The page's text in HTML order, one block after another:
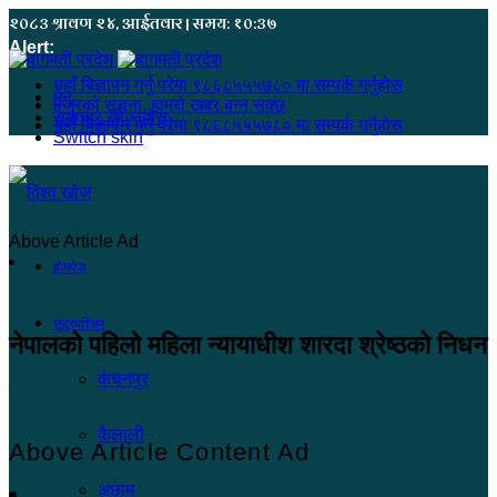
२०८३ श्रावण २४, आईतवार | समय: १०:३७
Alert:
यहाँ बिज्ञापन गर्नु परेमा ९८६८५५५७८० मा सम्पर्क गर्नुहोस
हजुरको सूचना, हाम्रो खबर बन्न सक्छ
यहाँ बिज्ञापन गर्नु परेमा ९८६८५५५७८० मा सम्पर्क गर्नुहोस
मेनू
समाचार खोज्नुहोस्
Switch skin
होमपेज
सुदूरपश्चिम
कंचनपुर
कैलाली
अछाम
Above Article Ad
नेपालको पहिलो महिला न्यायाधीश शारदा श्रेष्ठको निधन
२०८१ फाल्गुन १६, शुक्रबार ०४:२०
Above Article Content Ad